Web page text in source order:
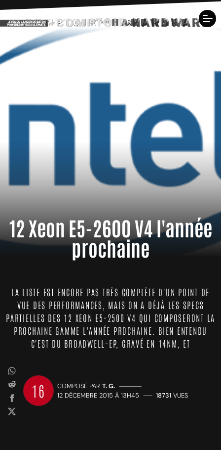
12 Xeon E5-2600 V4 l'année
prochaine
LA LISTE EST ENCORE PAS TRÈS COMPLÈTE D'UN POINT DE
VUE DES PERFORMANCES, MAIS ON A DÉJÀ LES SPECS
PARTIELLES DES 12 XEON E5-2500 V4 QUI COMPOSERONT LA
PROCHAINE GAMME L'ANNÉE PROCHAINE. BIEN ENTENDU
C'EST DU BROADWELL-EP, GRAVÉ EN 14NM, ET
16 COMPOSÉ PAR T. G. —————
12 DÉCEMBRE 2015 À 13H45 —— 18731 VUES